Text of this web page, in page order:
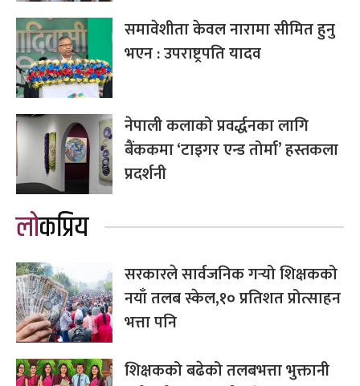
समावेशीता केवल नारामा सीमित हुनु
भएन : उपराष्ट्रपति यादव
नेपाली कलाको प्रवर्द्धनका लागि
बैंककमा ‘टाइगर एन्ड तोर्मा’ हस्तकला
प्रदर्शनी
लोकप्रिय
सरकारले सार्वजनिक गर्‍यो शिक्षकको
नयाँ तलब स्केल,१० प्रतिशत प्रोत्साहन
भत्ता पनि
शिक्षकको बढेको तलबभत्ता भुक्तानी